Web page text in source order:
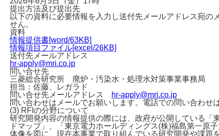
提出方法及び提出先
以下の資料に必要情報を入力し送付先メールアドレス宛
せん。
資料
情報提供書[word/63KB]
情報項目ファイル[excel/26KB]
送付先メールアドレス
hr-apply@mri.co.jp
問い合せ先
三菱総合研究所 廃炉・汚染水・処理水対策事業事務局
担当：佐藤、レガラド
問い合せ先メールアドレス
hr-apply@mri.co.jp
問い合わせはメールでお願いします。電話での問い合わせ
(3) RFIの分野について
研究開発内容の情報提供の際には、政府が公開している
ドマップ」、「東京電力ホールディングス(株)福島第一原
体像を図に、現在本事業で取り組んでいる研究開発や課